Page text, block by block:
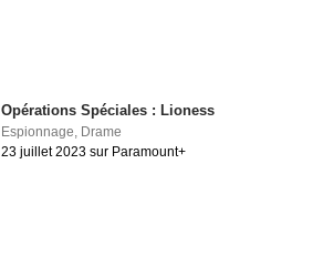
Opérations Spéciales : Lioness
Espionnage Drame
23 juillet 2023 sur Paramount+